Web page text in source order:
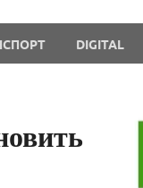
DIGITAL